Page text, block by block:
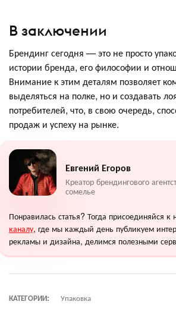
В заключении
Брендинг сегодня — это не просто
истории бренда, его философии и
Внимание к этим деталям позволяет
выделяться на полке, но и создавать
потребителей, что, в свою очередь,
продаж и успеху на рынке.
Евгений Егоров
Креатор брендингового
сомелье
Понравилась статья? Тогда присоединяйся к
каналу, где мы каждый день публикуем
рекламы и дизайна, делимся полезными
КАТЕГОРИИ:
Упаковка